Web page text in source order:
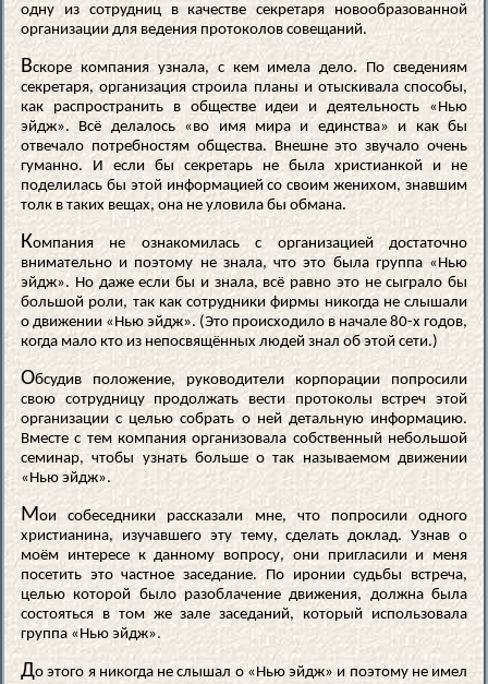
одну из сотрудниц в качестве секретаря новообразованной
организации для ведения протоколов совещаний.
Вскоре компания узнала, с кем имела дело. По сведениям
секретаря, организация строила планы и отыскивала способы,
как распространить в обществе идеи и деятельность «Нью
эйдж». Всё делалось «во имя мира и единства» и как бы
отвечало потребностям общества. Внешне это звучало очень
гуманно. И если бы секретарь не была христианкой и не
поделилась бы этой информацией со своим женихом, знавшим
толк в таких вещах, она не уловила бы обмана.
Компания не ознакомилась с организацией достаточно
внимательно и поэтому не знала, что это была группа «Нью
эйдж». Но даже если бы и знала, всё равно это не сыграло бы
большой роли, так как сотрудники фирмы никогда не слышали
о движении «Нью эйдж». (Это происходило в начале 80-х годов,
когда мало кто из непосвящённых людей знал об этой сети.)
Обсудив положение, руководители корпорации попросили
свою сотрудницу продолжать вести протоколы встреч этой
организации с целью собрать о ней детальную информацию.
Вместе с тем компания организовала собственный небольшой
семинар, чтобы узнать больше о так называемом движении
«Нью эйдж».
М ои собеседники рассказали мне, что попросили одного
христианина, изучавшего эту тему, сделать доклад. Узнав о
моём интересе к данному вопросу, они пригласили и меня
посетить это частное заседание. По иронии судьбы встреча,
целью которой было разоблачение движения, должна была
состояться в том же зале заседаний, который использовала
группа «Нью эйдж».
До этого я никогда не слышал о «Нью эйдж» и поэтому не имел